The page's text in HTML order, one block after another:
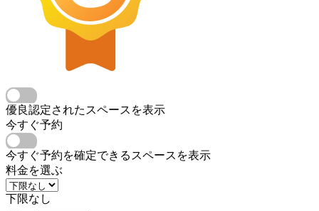
優良認定されたスペースを表示
今すぐ予約
今すぐ予約を確定できるスペースを表示
料金を選ぶ
下限なし